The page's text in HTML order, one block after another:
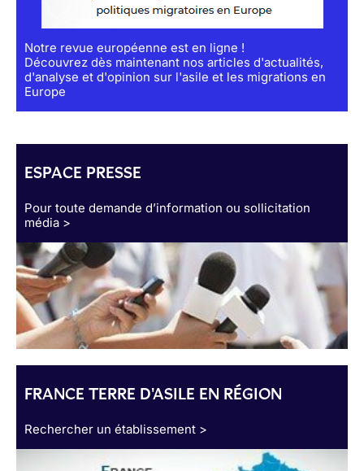
Notre revue européenne est en ligne !
Découvrez dès maintenant nos articles d'actualités,
d'analyse et d'opinion sur l'asile et les migrations en
Europe
ESPACE PRESSE
Pour toute demande d’information ou sollicitation
média >
FRANCE TERRE D'ASILE EN RÉGION
Rechercher un établissement >